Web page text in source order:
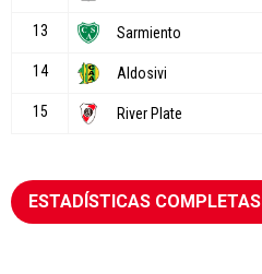
ESTADÍSTICAS COMPLETAS